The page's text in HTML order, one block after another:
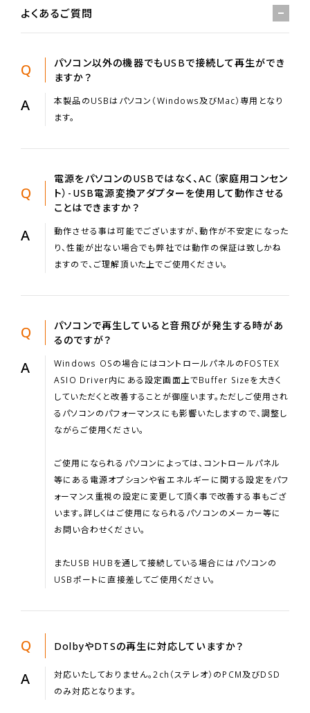
よくあるご質問
Q
パソコン以外の機器でもUSBで接続して再生ができ
ますか？
A
本製品のUSBはパソコン（Windows及びMac）専用となり
ます。
Q
電源をパソコンのUSBではなく、AC（家庭用コンセン
ト）-USB電源変換アダプターを使用して動作させる
ことはできますか？
A
動作させる事は可能でございますが、動作が不安定になった
り、性能が出ない場合でも弊社では動作の保証は致しかね
ますので、ご理解頂いた上でご使用ください。
Q
パソコンで再生していると音飛びが発生する時があ
るのですが？
A
Windows OSの場合にはコントロールパネルのFOSTEX
ASIO Driver内にある設定画面上でBuffer Sizeを大きく
していただくと改善することが御座います。ただしご使用され
るパソコンのパフォーマンスにも影響いたしますので、調整し
ながらご使用ください。
ご使用になられるパソコンによっては、コントロールパネル
等にある電源オプションや省エネルギーに関する設定をパフ
ォーマンス重視の設定に変更して頂く事で改善する事もござ
います。詳しくはご使用になられるパソコンのメーカー等に
お問い合わせください。
またUSB HUBを通して接続している場合にはパソコンの
USBポートに直接差してご使用ください。
Q DolbyやDTSの再生に対応していますか？
A
対応いたしておりません。2ch（ステレオ）のPCM及びDSD
のみ対応となります。